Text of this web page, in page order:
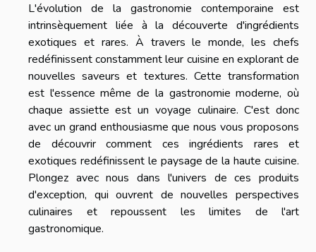
L'évolution de la gastronomie contemporaine est
intrinsèquement liée à la découverte d'ingrédients
exotiques et rares. À travers le monde, les chefs
redéfinissent constamment leur cuisine en explorant de
nouvelles saveurs et textures. Cette transformation
est l'essence même de la gastronomie moderne, où
chaque assiette est un voyage culinaire. C'est donc
avec un grand enthousiasme que nous vous proposons
de découvrir comment ces ingrédients rares et
exotiques redéfinissent le paysage de la haute cuisine.
Plongez avec nous dans l'univers de ces produits
d'exception, qui ouvrent de nouvelles perspectives
culinaires et repoussent les limites de l'art
gastronomique.